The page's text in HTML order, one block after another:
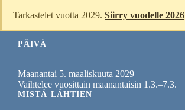
Tarkastelet vuotta 2029.Siirry vuodelle 2026
PÄIVÄ
Maanantai 5. maaliskuuta 2029
Vaihtelee vuosittain maanantaisin 1.3.–7.3.
MISTÄ LÄHTIEN